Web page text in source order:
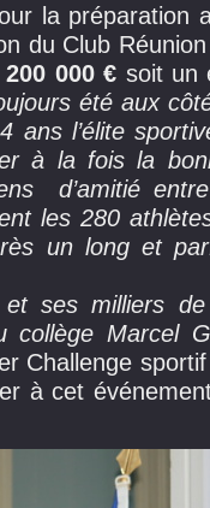
la préparation
du Club
200 000 € soit un
été aux
ans l’élite
à la fois la
d’amitié
les 280
un long et
ses milliers
collège Marcel
Challenge
à cet